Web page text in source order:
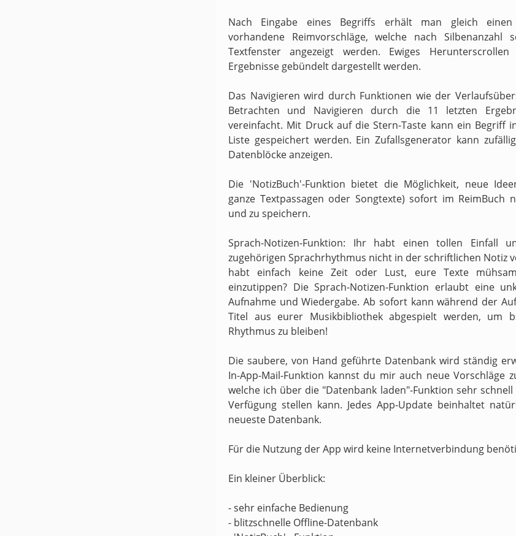
Nach Eingabe eines Begriffs erhält man gleich
vorhandene Reimvorschläge, welche nach Silbenanzahl
Textfenster angezeigt werden. Ewiges
Ergebnisse gebündelt dargestellt werden.
Das Navigieren wird durch Funktionen wie der
Betrachten und Navigieren durch die 11 letzten
vereinfacht. Mit Druck auf die Stern-Taste kann ein Begriff
Liste gespeichert werden. Ein Zufallsgenerator kann
Datenblöcke anzeigen.
Die 'NotizBuch'-Funktion bietet die Möglichkeit, neue
ganze Textpassagen oder Songtexte) sofort im ReimBuch
und zu speichern.
Sprach-Notizen-Funktion: Ihr habt einen tollen Einfall
zugehörigen Sprachrhythmus nicht in der schriftlichen Notiz
habt einfach keine Zeit oder Lust, eure Texte
einzutippen? Die Sprach-Notizen-Funktion erlaubt eine
Aufnahme und Wiedergabe. Ab sofort kann während der
Titel aus eurer Musikbibliothek abgespielt werden, um
Rhythmus zu bleiben!
Die saubere, von Hand geführte Datenbank wird ständig
In-App-Mail-Funktion kannst du mir auch neue Vorschläge
welche ich über die "Datenbank laden"-Funktion sehr
Verfügung stellen kann. Jedes App-Update beinhaltet
neueste Datenbank.
Für die Nutzung der App wird keine Internetverbindung
Ein kleiner Überblick:
- sehr einfache Bedienung
- blitzschnelle Offline-Datenbank